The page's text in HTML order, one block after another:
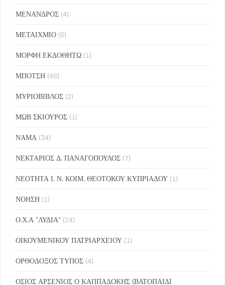
ΜΕΝΑΝΔΡΟΣ (4)
ΜΕΤΑΙΧΜΙΟ (6)
ΜΟΡΦΗ ΕΚΔΟΘΗΤΩ (1)
ΜΠΟΤΣΗ (46)
ΜΥΡΙΟΒΙΒΛΟΣ (2)
ΜΩΒ ΣΚΙΟΥΡΟΣ (1)
ΝΑΜΑ (34)
ΝΕΚΤΑΡΙΟΣ Δ. ΠΑΝΑΓΟΠΟΥΛΟΣ (7)
ΝΕΟΤΗΤΑ Ι. Ν. ΚΟΙΜ. ΘΕΟΤΟΚΟΥ ΚΥΠΡΙΑΔΟΥ (1)
ΝΟΗΣΗ (1)
Ο.Χ.Α "ΛΥΔΙΑ" (24)
ΟΙΚΟΥΜΕΝΙΚΟΥ ΠΑΤΡΙΑΡΧΕΙΟΥ (1)
ΟΡΘΟΔΟΞΟΣ ΤΥΠΟΣ (4)
ΟΣΙΟΣ ΑΡΣΕΝΙΟΣ Ο ΚΑΠΠΑΔΟΚΗΣ (ΒΑΤΟΠΑΙΔΙ